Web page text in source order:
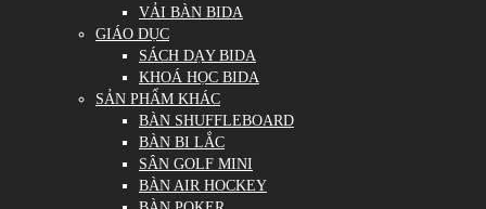
VẢI BÀN BIDA
GIÁO DỤC
SÁCH DẠY BIDA
KHOÁ HỌC BIDA
SẢN PHẨM KHÁC
BÀN SHUFFLEBOARD
BÀN BI LẮC
SÂN GOLF MINI
BÀN AIR HOCKEY